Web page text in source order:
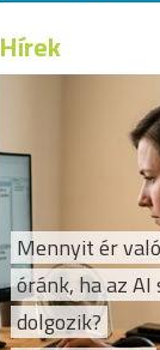
Hírek
Mennyit ér
óránk, ha az
dolgozik?